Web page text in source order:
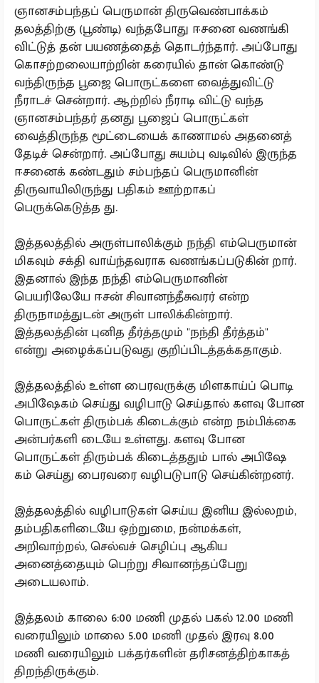
ஞானசம்பந்தப் பெருமான் திருவெண்பாக்கம்
தலத்திற்கு (பூண்டி) வந்தபோது ஈசனை வணங்கி
விட்டுத் தன் பயணத்தைத் தொடர்ந்தார். அப்போது
கொசற்றலையாற்றின் கரையில் தான் கொண்டு
வந்திருந்த பூஜை பொருட்களை வைத்துவிட்டு
நீராடச் சென்றார். ஆற்றில் நீராடி விட்டு வந்த
ஞானசம்பந்தர் தனது பூஜைப் பொருட்கள்
வைத்திருந்த மூட்டையைக் காணாமல் அதனைத்
தேடிச் சென்றார். அப்போது சுயம்பு வடிவில் இருந்த
ஈசனைக் கண்டதும் சம்பந்தப் பெருமானின்
திருவாயிலிருந்து பதிகம் ஊற்றாகப்
பெருக்கெடுத்த து.
இத்தலத்தில் அருள்பாலிக்கும் நந்தி எம்பெருமான்
மிகவும் சக்தி வாய்ந்தவராக வணங்கப்படுகின் றார்.
இதனால் இந்த நந்தி எம்பெருமானின்
பெயரிலேயே ஈசன் சிவானந்தீசுவரர் என்ற
திருநாமத்துடன் அருள் பாலிக்கின்றார்.
இத்தலத்தின் புனித தீர்த்தமும் "நந்தி தீர்த்தம்"
என்று அழைக்கப்படுவது குறிப்பிடத்தக்கதாகும்.
இத்தலத்தில் உள்ள பைரவருக்கு மிளகாய்ப் பொடி
அபிஷேகம் செய்து வழிபாடு செய்தால் களவு போன
பொருட்கள் திரும்பக் கிடைக்கும் என்ற நம்பிக்கை
அன்பர்களி டையே உள்ளது. களவு போன
பொருட்கள் திரும்பக் கிடைத்ததும் பால் அபிஷே
கம் செய்து பைரவரை வழிபடுபாடு செய்கின்றனர்.
இத்தலத்தில் வழிபாடுகள் செய்ய இனிய இல்லறம்,
தம்பதிகளிடையே ஒற்றுமை, நன்மக்கள்,
அறிவாற்றல், செல்வச் செழிப்பு ஆகிய
அனைத்தையும் பெற்று சிவானந்தப்பேறு
அடையலாம்.
இத்தலம் காலை 6:00 மணி முதல் பகல் 12.00 மணி
வரையிலும் மாலை 5.00 மணி முதல் இரவு 8.00
மணி வரையிலும் பக்தர்களின் தரிசனத்திற்காகத்
திறந்திருக்கும்.